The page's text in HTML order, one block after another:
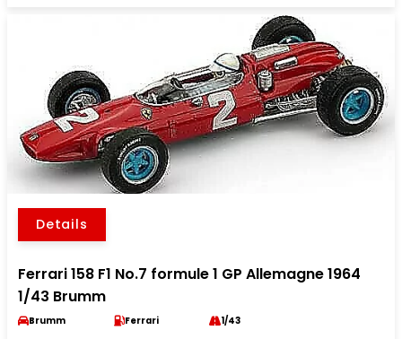
Details
Ferrari 158 F1 No.7 formule 1 GP Allemagne 1964
1/43 Brumm
Brumm Ferrari 1/43